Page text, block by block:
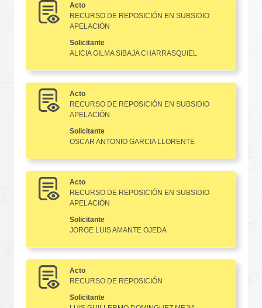
Acto
RECURSO DE REPOSICIÓN EN SUBSIDIO
APELACIÓN
Solicitante
ALICIA GILMA SIBAJA CHARRASQUIEL
Acto
RECURSO DE REPOSICIÓN EN SUBSIDIO
APELACIÓN
Solicitante
OSCAR ANTONIO GARCIA LLORENTE
Acto
RECURSO DE REPOSICIÓN EN SUBSIDIO
APELACIÓN
Solicitante
JORGE LUIS AMANTE OJEDA
Acto
RECURSO DE REPOSICIÓN
Solicitante